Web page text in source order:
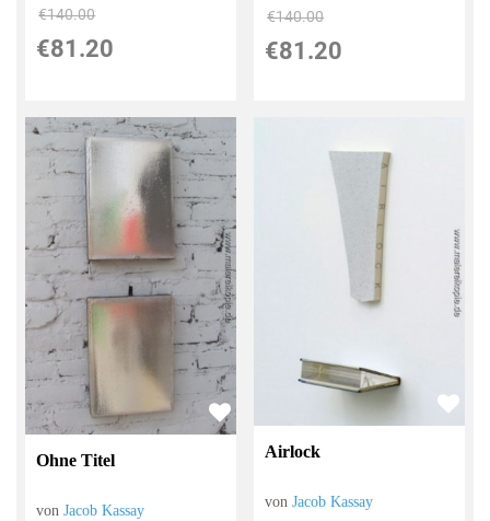
€140.00
€81.20
€140.00
€81.20
Ohne Titel
vonJacob Kassay
Airlock
vonJacob Kassay